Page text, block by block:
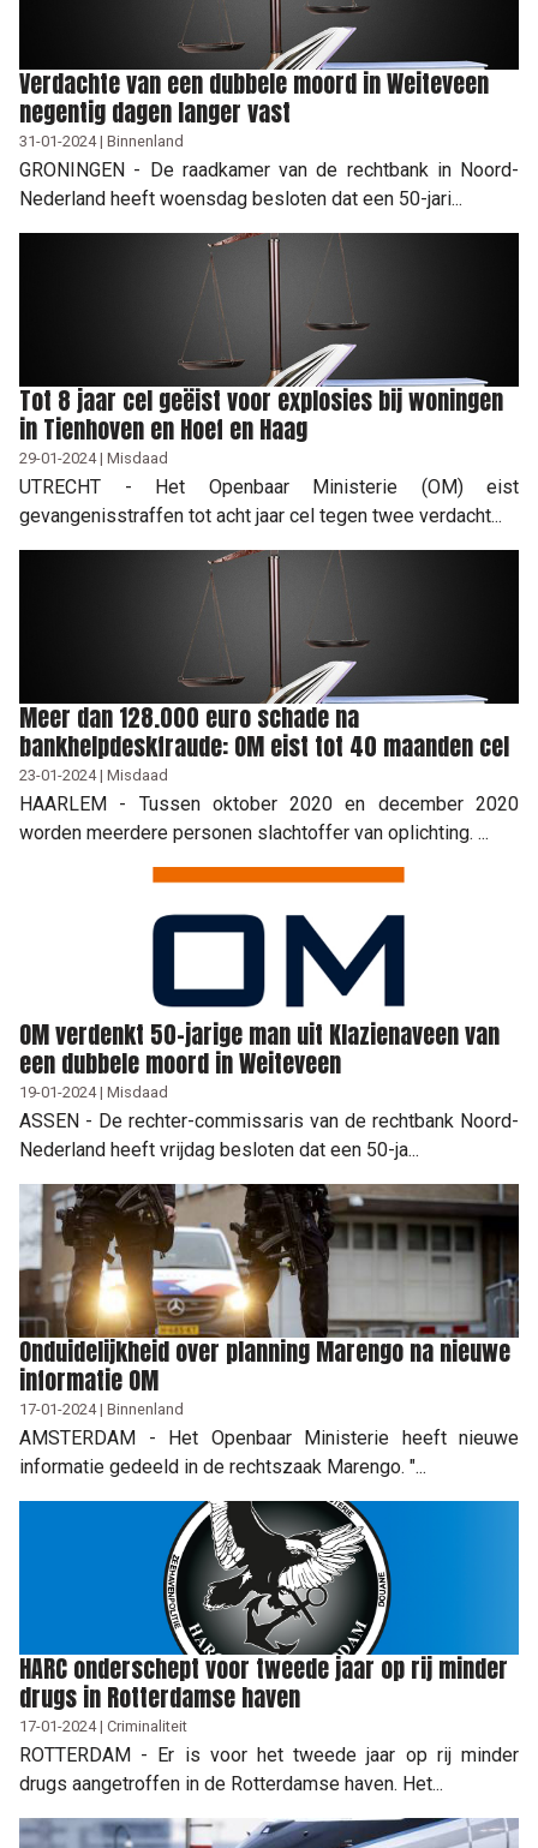
Verdachte van een dubbele moord in Weiteveen
negentig dagen langer vast
31-01-2024 | Binnenland
GRONINGEN - De raadkamer van de rechtbank in Noord-
Nederland heeft woensdag besloten dat een 50-jari...
Tot 8 jaar cel geëist voor explosies bij woningen
in Tienhoven en Hoef en Haag
29-01-2024 | Misdaad
UTRECHT - Het Openbaar Ministerie (OM) eist
gevangenisstraffen tot acht jaar cel tegen twee verdacht...
Meer dan 128.000 euro schade na
bankhelpdeskfraude: OM eist tot 40 maanden cel
23-01-2024 | Misdaad
HAARLEM - Tussen oktober 2020 en december 2020
worden meerdere personen slachtoffer van oplichting. ...
OM verdenkt 50-jarige man uit Klazienaveen van
een dubbele moord in Weiteveen
19-01-2024 | Misdaad
ASSEN - De rechter-commissaris van de rechtbank Noord-
Nederland heeft vrijdag besloten dat een 50-ja...
Onduidelijkheid over planning Marengo na nieuwe
informatie OM
17-01-2024 | Binnenland
AMSTERDAM - Het Openbaar Ministerie heeft nieuwe
informatie gedeeld in de rechtszaak Marengo. "...
HARC onderschept voor tweede jaar op rij minder
drugs in Rotterdamse haven
17-01-2024 | Criminaliteit
ROTTERDAM - Er is voor het tweede jaar op rij minder
drugs aangetroffen in de Rotterdamse haven. Het...